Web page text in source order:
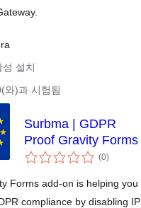
성 설치
와)과 시험됨
Surbma | GDPR
Proof Gravity Forms
(0전
체
점
)
Forms add-on is helping you
compliance by disabling IP